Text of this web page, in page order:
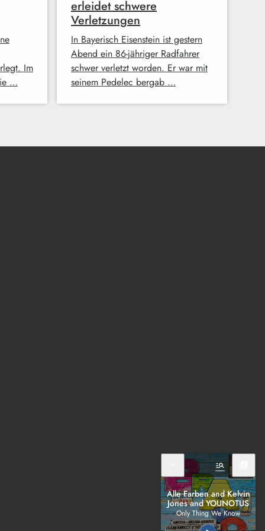
Im
…
erleidet schwere
Verletzungen
In Bayerisch Eisenstein ist gestern
Abend ein 86-jähriger Radfahrer
schwer verletzt worden. Er war mit
seinem Pedelec bergab …
manage_search
Alle Farben and Kelvin
Jones and YOUNOTUS
Only Thing We Know